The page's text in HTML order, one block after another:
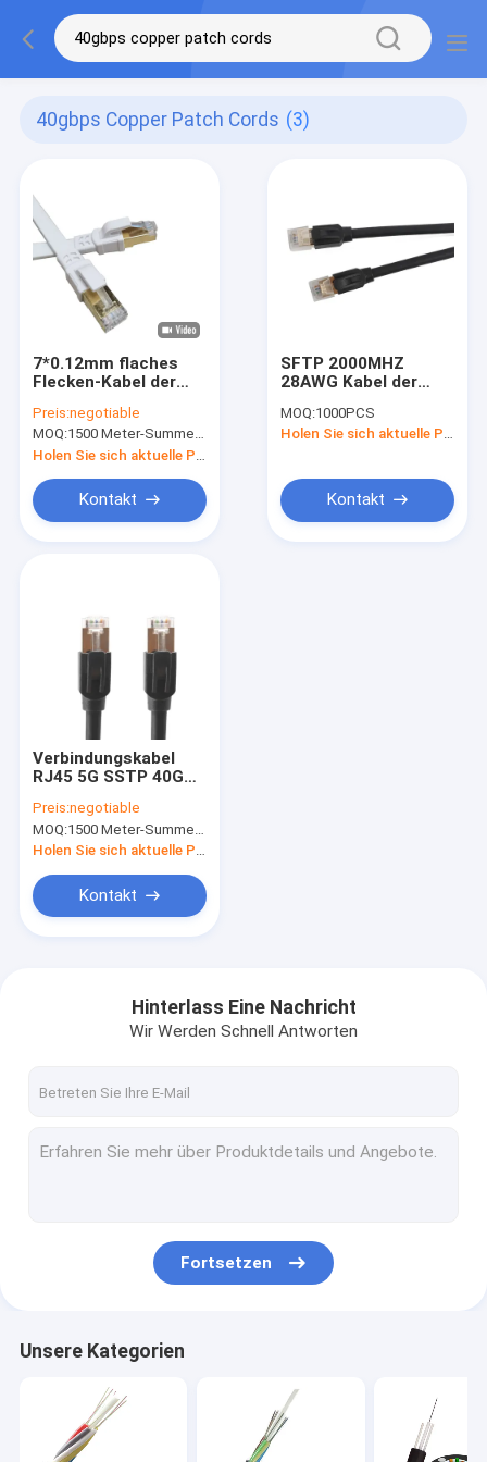
40gbps Copper Patch Cords (3)
7*0.12mm flaches
Flecken-Kabel der
Verbindungskabel-
26AWG SSTP der
Katzen-8
Preis:negotiable
MOQ:1500 Meter-Summe, keine Angelegenheits-Verbindungskabellänge
Kontakt
SFTP 2000MHZ
28AWG Kabel der
Verbindungskabel-
Katzen-8 des
MOQ:1000PCS
Holen Sie sich aktuelle Preis
Kontakt
Verbindungskabel
RJ45 5G SSTP 40G
2000MHz 30 Ft
Ethernet-Kabel der
Katzen-8
Preis:negotiable
MOQ:1500 Meter-Summe, keine Angelegenheits-Verbindungskabellänge
Kontakt
Hinterlass Eine Nachricht
Wir Werden Schnell Antworten
Fortsetzen
Unsere Kategorien